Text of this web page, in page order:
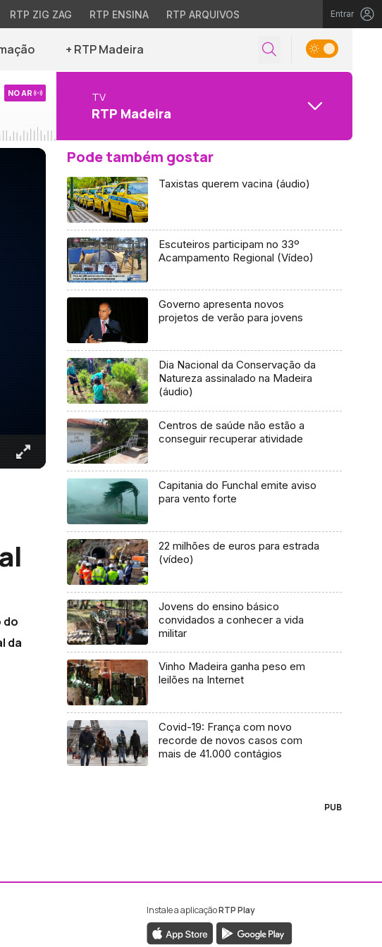
RTP ZIG ZAG RTP ENSINA RTP ARQUIVOS Entrar
+ RTP Madeira
NO AR TV
RTP Madeira
do
da
Pode também gostar
Taxistas querem vacina (áudio)
Escuteiros participam no 33º
Acampamento Regional (Vídeo)
Governo apresenta novos
projetos de verão para jovens
Dia Nacional da Conservação da
Natureza assinalado na Madeira
(áudio)
Centros de saúde não estão a
conseguir recuperar atividade
Capitania do Funchal emite aviso
para vento forte
22 milhões de euros para estrada
(vídeo)
Jovens do ensino básico
convidados a conhecer a vida
militar
Vinho Madeira ganha peso em
leilões na Internet
Covid-19: França com novo
recorde de novos casos com
mais de 41.000 contágios
PUB
ao Facebook da RTP Madeira
ao Instagram da RTP Madeira
Instale a aplicaçãoRTP Play